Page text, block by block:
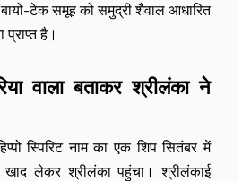
टेक समूह को समुद्री शैवाल आधारित
प्राप्त है।
वाला बताकर श्रीलंका ने
स्पिरिट नाम का एक शिप सितंबर में
लेकर श्रीलंका पहुंचा। श्रीलंकाई